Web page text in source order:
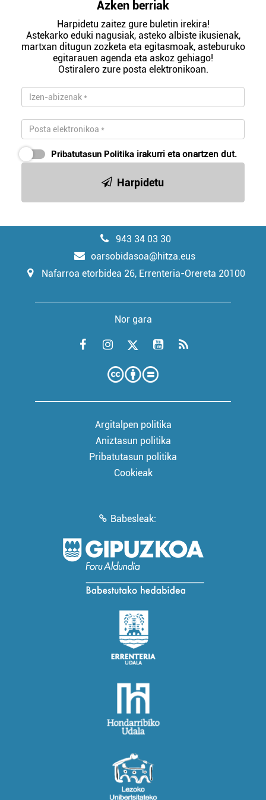
Azken berriak
Harpidetu zaitez gure buletin irekira!
Astekarko eduki nagusiak, asteko albiste ikusienak,
martxan ditugun zozketa eta egitasmoak, asteburuko
egitarauen agenda eta askoz gehiago!
Ostiralero zure posta elektronikoan.
Pribatutasun Politika irakurri eta onartzen dut.
Harpidetu
943 34 03 30
oarsobidasoa@hitza.eus
Nafarroa etorbidea 26, Errenteria-Orereta 20100
Nor gara
Argitalpen politika
Aniztasun politika
Pribatutasun politika
Cookieak
Babesleak: